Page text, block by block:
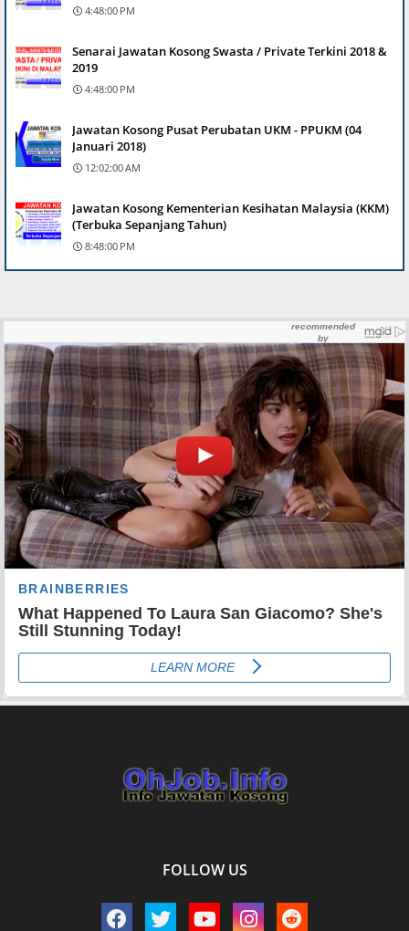
4:48:00 PM
Senarai Jawatan Kosong Swasta / Private Terkini 2018 &
2019
4:48:00 PM
Jawatan Kosong Pusat Perubatan UKM - PPUKM (04
Januari 2018)
12:02:00 AM
Jawatan Kosong Kementerian Kesihatan Malaysia (KKM)
(Terbuka Sepanjang Tahun)
8:48:00 PM
FOLLOW US